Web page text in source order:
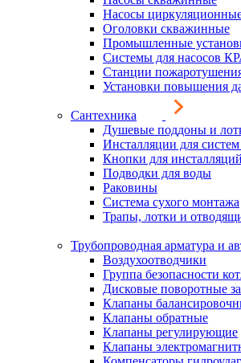
Насосы
Оголовки скважинные
Промышленные
Системы для насосов
Станции
Установки повышения
Сантехника
Душевые поддоны и
Инсталляции для
Кнопки для инсталляций
Подводки для воды
Раковины
Система сухого монтажа
Трапы, лотки и
Трубопроводная арматура и
Воздухоотводчики
Группа безопасности
Дисковые поворотные
Клапаны
Клапаны обратные
Клапаны регулирующие
Клапаны